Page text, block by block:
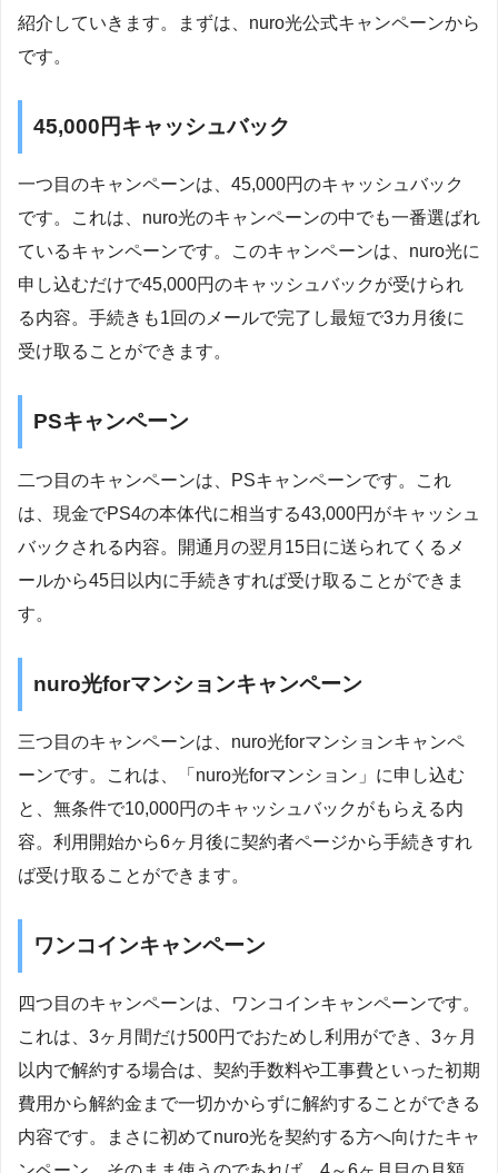
紹介していきます。まずは、nuro光公式キャンペーンから
です。
45,000円キャッシュバック
一つ目のキャンペーンは、45,000円のキャッシュバック
です。これは、nuro光のキャンペーンの中でも一番選ばれ
ているキャンペーンです。このキャンペーンは、nuro光に
申し込むだけで45,000円のキャッシュバックが受けられ
る内容。手続きも1回のメールで完了し最短で3カ月後に
受け取ることができます。
PSキャンペーン
二つ目のキャンペーンは、PSキャンペーンです。これ
は、現金でPS4の本体代に相当する43,000円がキャッシュ
バックされる内容。開通月の翌月15日に送られてくるメ
ールから45日以内に手続きすれば受け取ることができま
す。
nuro光forマンションキャンペーン
三つ目のキャンペーンは、nuro光forマンションキャンペ
ーンです。これは、「nuro光forマンション」に申し込む
と、無条件で10,000円のキャッシュバックがもらえる内
容。利用開始から6ヶ月後に契約者ページから手続きすれ
ば受け取ることができます。
ワンコインキャンペーン
四つ目のキャンペーンは、ワンコインキャンペーンです。
これは、3ヶ月間だけ500円でおためし利用ができ、3ヶ月
以内で解約する場合は、契約手数料や工事費といった初期
費用から解約金まで一切かからずに解約することができる
内容です。まさに初めてnuro光を契約する方へ向けたキャ